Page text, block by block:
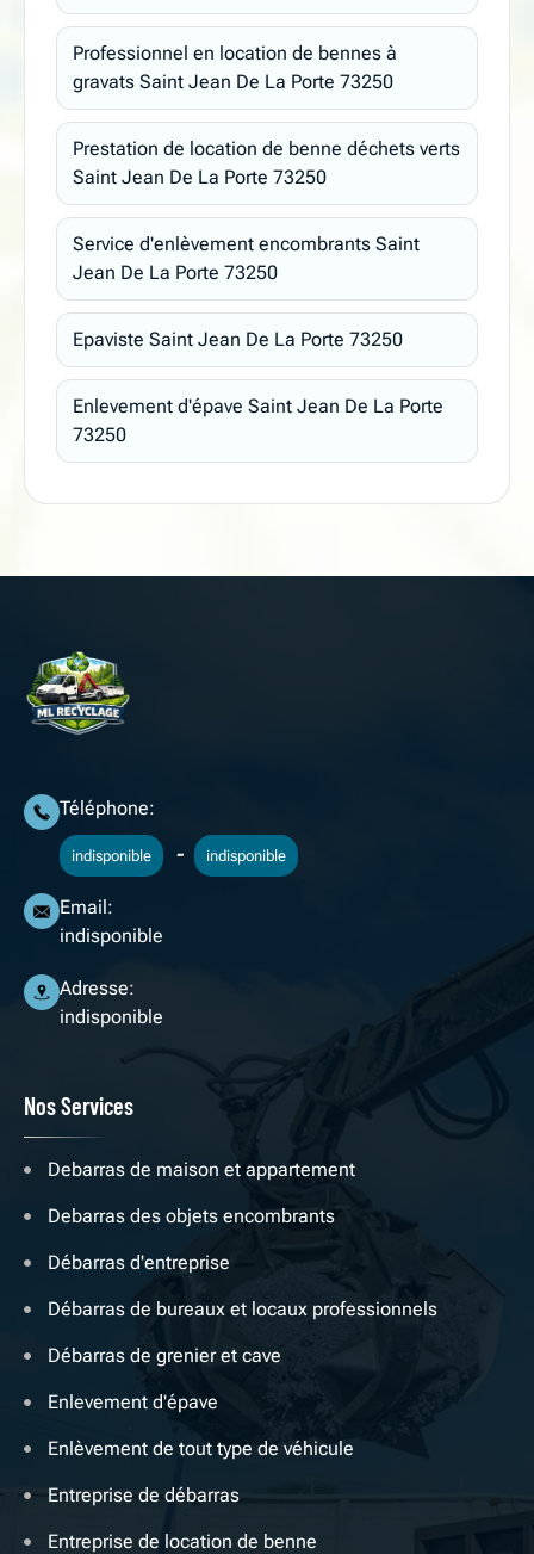
Professionnel en location de bennes à
gravats Saint Jean De La Porte 73250
Prestation de location de benne déchets verts
Saint Jean De La Porte 73250
Service d'enlèvement encombrants Saint
Jean De La Porte 73250
Epaviste Saint Jean De La Porte 73250
Enlevement d'épave Saint Jean De La Porte
73250
Téléphone:
indisponible - indisponible
Email:
indisponible
Adresse:
indisponible
Nos Services
Debarras de maison et appartement
Debarras des objets encombrants
Débarras d'entreprise
Débarras de bureaux et locaux professionnels
Débarras de grenier et cave
Enlevement d'épave
Enlèvement de tout type de véhicule
Entreprise de débarras
Entreprise de location de benne